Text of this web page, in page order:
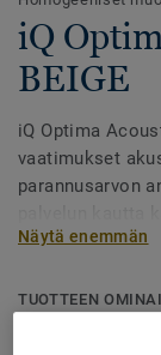
iQ
BEIGE
iQ Optima
vaatimukset
parannusarvon
Lattia
Näytä enemmän
TUOTTEEN